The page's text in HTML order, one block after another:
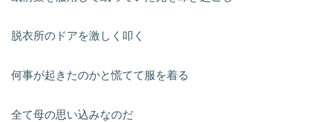
脱衣所のドアを激しく叩く
何事が起きたのかと慌てて服を着る
全て母の思い込みなのだ